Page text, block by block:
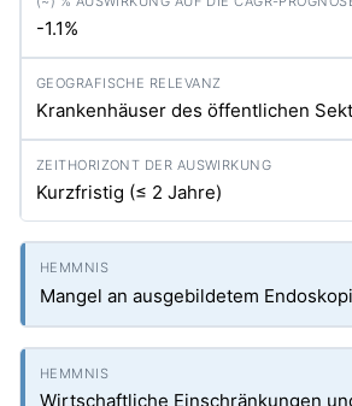
-1.1%
Krankenhäuser des öffentlichen
Kurzfristig (≤ 2 Jahre)
Mangel an ausgebildetem
Wirtschaftliche Einschränkungen